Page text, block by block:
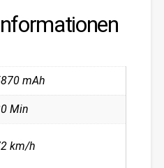
mAh
Min
km/h